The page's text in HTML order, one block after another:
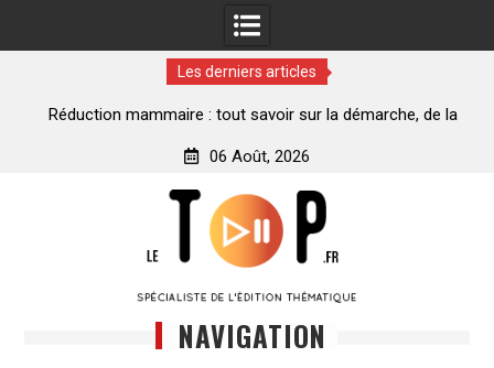
Les derniers articles
Réduction mammaire : tout savoir sur la démarche, de la
06 Août, 2026
NAVIGATION